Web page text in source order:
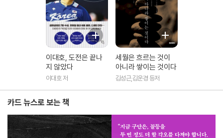
이대호, 도전은 끝나
지 않았다
이대호 저
세월은 흐르는 것이
아니라 쌓이는 것이다
김성근,김운경 등저
카드 뉴스로 보는 책